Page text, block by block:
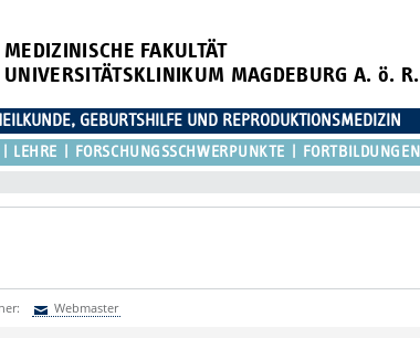
MEDIZINISCHE FAKULTÄT
UNIVERSITÄTSKLINIKUM MAGDEBURG A. ö. R.
GEBURTSHILFE UND REPRODUKTIONSMEDIZIN
LEHRE FORSCHUNGSSCHWERPUNKTE FORTBILDUNGEN
Webmaster